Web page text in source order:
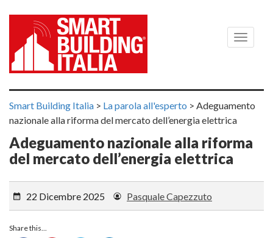
Menù
Smart Building Italia > La parola all'esperto > Adeguamento
nazionale alla riforma del mercato dell’energia elettrica
Adeguamento nazionale alla riforma
del mercato dell’energia elettrica
22 Dicembre 2025 Pasquale Capezzuto
Share this...